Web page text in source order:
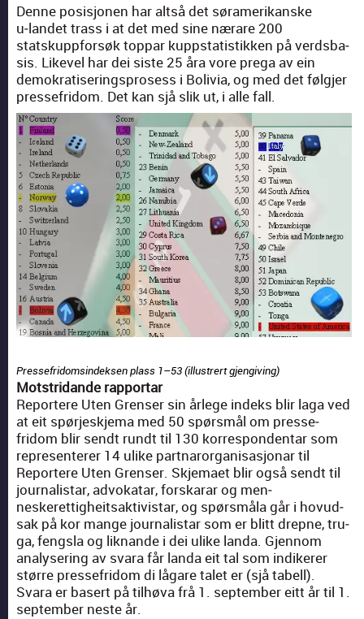
Denne posisjo­nen har alt­så det søramerikanske
u‑landet trass i at det med sine nærare 200
statskupp­forsøk top­par kup­p­sta­tis­tikken på verds­ba­
sis. Likev­el har dei siste 25 åra vore pre­ga av ein
demokra­tis­er­ing­spros­ess i Bolivia, og med det føl­gjer
presse­fridom. Det kan sjå slik ut, i alle fall.
Presse­fridom­sin­dek­sen plass 1–53 (illus­tr­ert gjen­giv­ing)
Mot­stri­dande rap­por­tar
Reportere Uten Grenser sin årlege indeks blir laga ved
at eit spør­jeskje­ma med 50 spørsmål om presse­
fridom blir sendt rundt til 130 kor­re­spon­den­tar som
rep­re­sen­ter­er 14 ulike part­naror­gan­isas­jonar til
Reportere Uten Grenser. Skje­maet blir også sendt til
jour­nal­is­tar, advokatar, forskarar og men­
neskerettigheit­sak­tivis­tar, og spørsmåla går i hov­ud­
sak på kor mange jour­nal­is­tar som er blitt drep­ne, tru­
ga, fengsla og lik­nande i dei ulike lan­da. Gjen­nom
analy­ser­ing av svara får lan­da eit tal som indik­er­er
større presse­fridom di lågare talet er (sjå tabell).
Svara er basert på tilhø­va frå 1. sep­tem­ber eitt år til 1.
sep­tem­ber neste år.